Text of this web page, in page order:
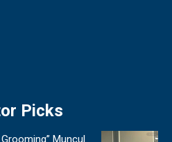
Picks
Muncul